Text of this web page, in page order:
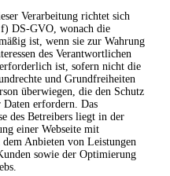
Verarbeitung richtet sich
DS-GVO, wonach die
ist, wenn sie zur Wahrung
des Verantwortlichen
ist, sofern nicht die
und Grundfreiheiten
überwiegen, die den Schutz
Daten erfordern. Das
des Betreibers liegt in der
einer Webseite mit
Anbieten von Leistungen
sowie der Optimierung